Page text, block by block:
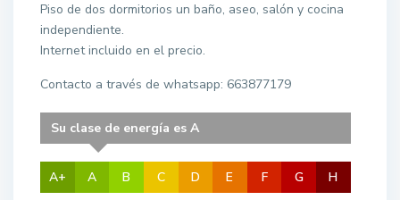
Piso de dos dormitorios un baño, aseo, salón y cocina
independiente.
Internet incluido en el precio.
Contacto a través de whatsapp: 663877179
A+
Su clase de energía es A
A B C D E F G H